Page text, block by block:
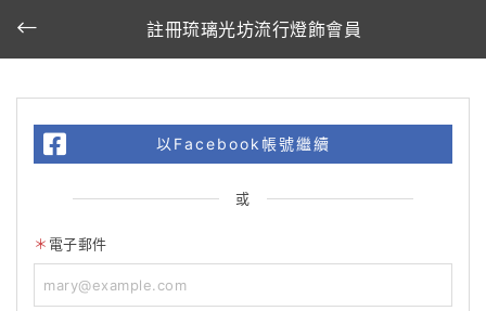
註冊琉璃光坊流行燈飾會員
以Facebook帳號繼續
或
電子郵件